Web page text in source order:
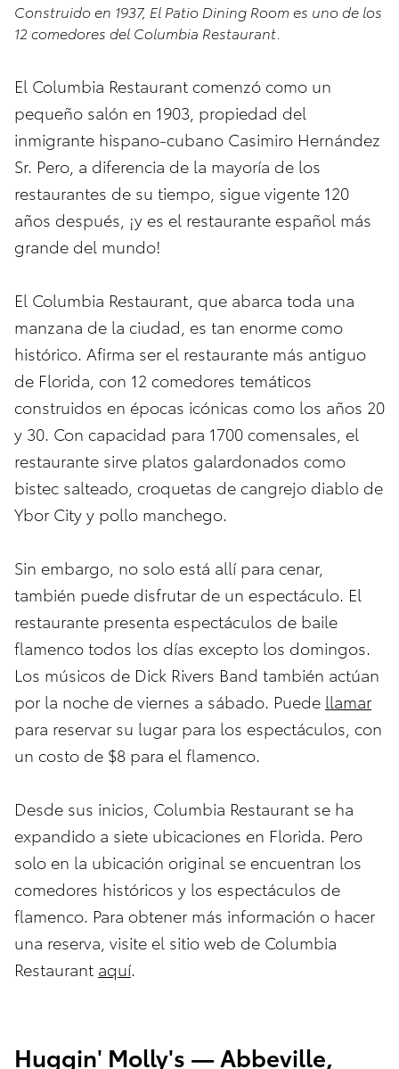
Construido en 1937, El Patio Dining Room es uno de los
12 comedores del Columbia Restaurant.
El Columbia Restaurant comenzó como un
pequeño salón en 1903, propiedad del
inmigrante hispano-cubano Casimiro Hernández
Sr. Pero, a diferencia de la mayoría de los
restaurantes de su tiempo, sigue vigente 120
años después, ¡y es el restaurante español más
grande del mundo!
El Columbia Restaurant, que abarca toda una
manzana de la ciudad, es tan enorme como
histórico. Afirma ser el restaurante más antiguo
de Florida, con 12 comedores temáticos
construidos en épocas icónicas como los años 20
y 30. Con capacidad para 1700 comensales, el
restaurante sirve platos galardonados como
bistec salteado, croquetas de cangrejo diablo de
Ybor City y pollo manchego.
Sin embargo, no solo está allí para cenar,
también puede disfrutar de un espectáculo. El
restaurante presenta espectáculos de baile
flamenco todos los días excepto los domingos.
Los músicos de Dick Rivers Band también actúan
por la noche de viernes a sábado. Puede llamar
para reservar su lugar para los espectáculos, con
un costo de $8 para el flamenco.
Desde sus inicios, Columbia Restaurant se ha
expandido a siete ubicaciones en Florida. Pero
solo en la ubicación original se encuentran los
comedores históricos y los espectáculos de
flamenco. Para obtener más información o hacer
una reserva, visite el sitio web de Columbia
Restaurant aquí.
Huggin' Molly's — Abbeville,